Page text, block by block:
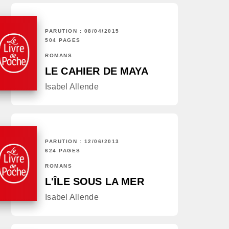
PARUTION : 08/04/2015
504 PAGES
ROMANS
LE CAHIER DE MAYA
Isabel Allende
PARUTION : 12/06/2013
624 PAGES
ROMANS
L'ÎLE SOUS LA MER
Isabel Allende